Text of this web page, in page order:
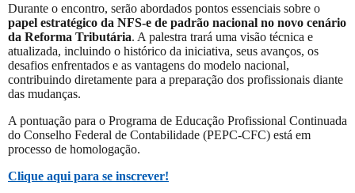
Durante o encontro, serão abordados pontos essenciais sobre o
papel estratégico da NFS-e de padrão nacional no novo cenário
da Reforma Tributária. A palestra trará uma visão técnica e
atualizada, incluindo o histórico da iniciativa, seus avanços, os
desafios enfrentados e as vantagens do modelo nacional,
contribuindo diretamente para a preparação dos profissionais diante
das mudanças.
A pontuação para o Programa de Educação Profissional Continuada
do Conselho Federal de Contabilidade (PEPC-CFC) está em
processo de homologação.
Clique aqui para se inscrever!